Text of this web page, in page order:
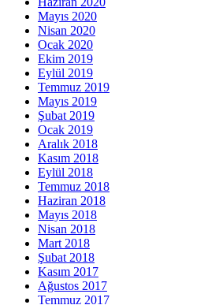
Mayıs 2020
Nisan 2020
Ocak 2020
Ekim 2019
Eylül 2019
Temmuz 2019
Mayıs 2019
Şubat 2019
Ocak 2019
Aralık 2018
Kasım 2018
Eylül 2018
Temmuz 2018
Haziran 2018
Mayıs 2018
Nisan 2018
Mart 2018
Şubat 2018
Kasım 2017
Ağustos 2017
Temmuz 2017